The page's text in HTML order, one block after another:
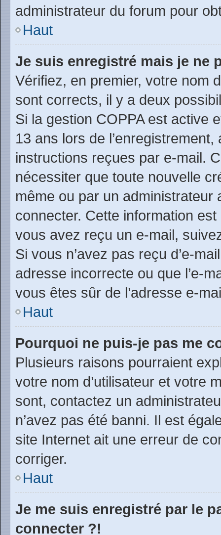
administrateur du forum pour
Haut
Je suis enregistré mais je ne
Vérifiez, en premier, votre nom
sont corrects, il y a deux
Si la gestion COPPA est active
13 ans lors de
instructions reçues par e-mail.
nécessiter que toute nouvelle
même ou par un
connecter. Cette information
vous avez reçu un e-mail,
Si vous n’avez pas reçu d’e-
adresse incorrecte ou que l’e-
vous êtes sûr de l’adresse e-
Haut
Pourquoi ne puis-je pas me
Plusieurs raisons pourraient
votre nom d’utilisateur et votre
sont, contactez un
n’avez pas été banni. Il est
site Internet ait une erreur de
corriger.
Haut
Je me suis enregistré par le
connecter ?!